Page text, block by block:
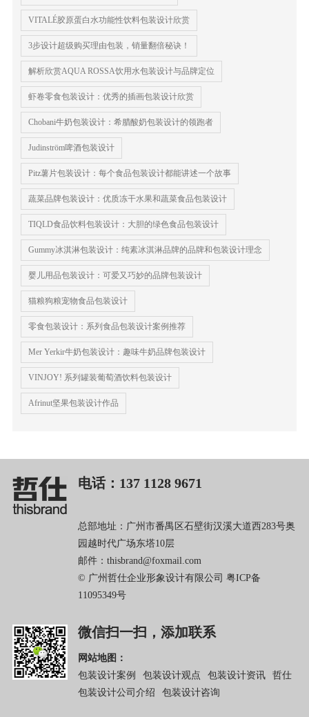
VITALÉ胶原蛋白水功能性饮料包装设计欣赏
3步设计超级购买理由包装，销量翻倍秘诀！
解析欣赏AQUA ROSSA饮用水包装设计与品牌定位
虾卷零食包装设计：优秀的插画包装设计欣赏
Chobani牛奶包装设计：希腊酸奶包装设计的领跑者
Judinström啤酒包装设计
Pitz薯片包装设计：每个食品包装设计都能讲述一个故事
蔬菜品牌包装设计：优质冻干水果和蔬菜食品包装设计
TIQLD食品饮料包装设计：大胆的绿色食品包装设计
Gummy冰淇淋包装设计：纯素冰淇淋品牌的品牌和包装设计理念
婴儿用品包装设计：可爱又巧妙的品牌包装设计
猫粮狗粮宠物食品包装设计
零食包装设计：系列食品包装设计案例推荐
Mer Yerkir牛奶包装设计：趣味牛奶品牌包装设计
VINJOY! 系列罐装葡萄酒饮料包装设计
Afrinut坚果包装设计作品
电话：137 1128 9671
总部地址：广州市番禺区石壁街汉溪大道西283号奥
园越时代广场东塔10层
邮件：thisbrand@foxmail.com
© 广州哲仕企业形象设计有限公司 粤ICP备
11095349号
微信扫一扫，添加联系
网站地图：
包装设计案例
包装设计观点 包装设计资讯
哲仕
包装设计公司介绍
包装设计咨询